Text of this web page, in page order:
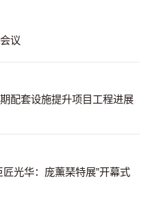
议
配套设施提升项目工程进展
匠光华：庞薰琹特展”开幕式